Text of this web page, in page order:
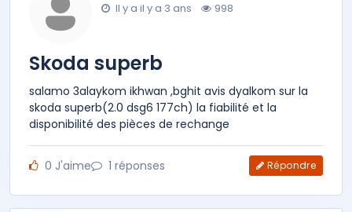
Il y a il y a 3 ans 998
Skoda superb
salamo 3alaykom ikhwan ,bghit avis dyalkom sur la
skoda superb(2.0 dsg6 177ch) la fiabilité et la
disponibilité des pièces de rechange
0 J'aime 1 réponses Répondre